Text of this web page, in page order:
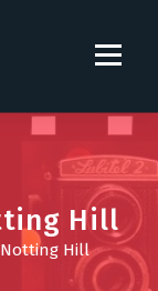
Hill
Hill